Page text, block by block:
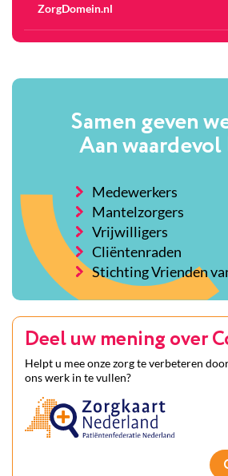
ZorgDomein.nl
Samen geven
Aan
Medewerkers
Mantelzorgers
Vrijwilligers
Cliëntenraden
Stichting Vrienden
Deel uw mening over
Helpt u mee onze zorg te verbeteren
ons werk in te vullen?